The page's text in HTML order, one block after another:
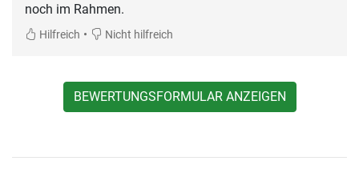
noch im Rahmen.
Hilfreich • Nicht hilfreich
BEWERTUNGSFORMULAR ANZEIGEN